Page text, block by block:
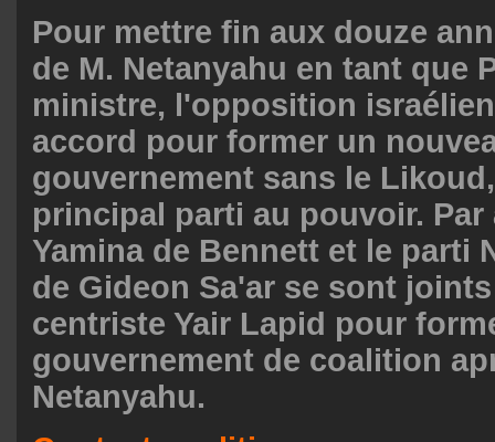
Pour mettre fin aux douze
de M. Netanyahu en tant que
ministre, l'opposition
accord pour former un
gouvernement sans le
principal parti au pouvoir.
Yamina de Bennett et le parti
de Gideon Sa'ar se sont
centriste Yair Lapid pour
gouvernement de coalition
Netanyahu.